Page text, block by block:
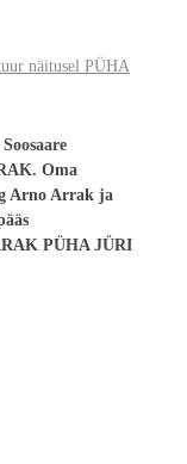
näitusel PÜHA
Oma
Arno Arrak ja
PÜHA JÜRI